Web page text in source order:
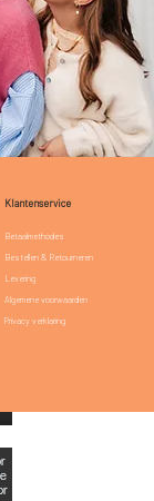
Klantenservice
Betaalmethodes
Bestellen & Retourneren
Levering
Algemene voorwaarden
Privacy verklaring